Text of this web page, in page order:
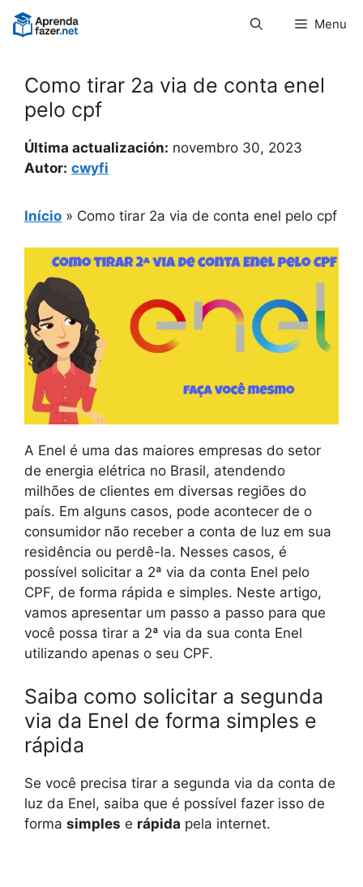
Pular
para
Menu
Como tirar 2a via de conta enel
pelo cpf
Última actualización: novembro 30, 2023
Autor: cwyfi
Início » Como tirar 2a via de conta enel pelo cpf
A Enel é uma das maiores empresas do setor
de energia elétrica no Brasil, atendendo
milhões de clientes em diversas regiões do
país. Em alguns casos, pode acontecer de o
consumidor não receber a conta de luz em sua
residência ou perdê-la. Nesses casos, é
possível solicitar a 2ª via da conta Enel pelo
CPF, de forma rápida e simples. Neste artigo,
vamos apresentar um passo a passo para que
você possa tirar a 2ª via da sua conta Enel
utilizando apenas o seu CPF.
Saiba como solicitar a segunda
via da Enel de forma simples e
rápida
Se você precisa tirar a segunda via da conta de
luz da Enel, saiba que é possível fazer isso de
forma simples e rápida pela internet.